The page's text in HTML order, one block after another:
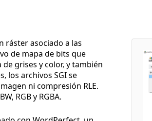
ráster asociado a las
de mapa de bits que
grises y color, y también
los archivos SGI se
ni compresión RLE.
RGB y RGBA.